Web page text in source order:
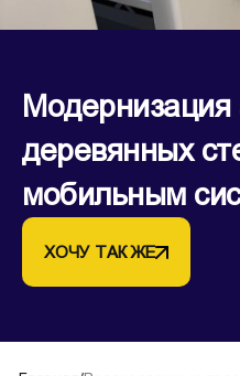
Модернизация
деревянных
мобильным
ХОЧУ ТАК ЖЕ